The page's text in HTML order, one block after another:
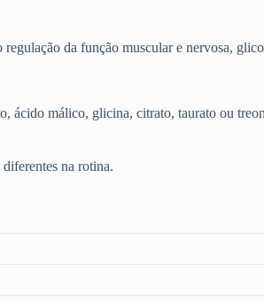
da função muscular e nervosa,
ácido málico, glicina, citrato, taurato ou
na rotina.